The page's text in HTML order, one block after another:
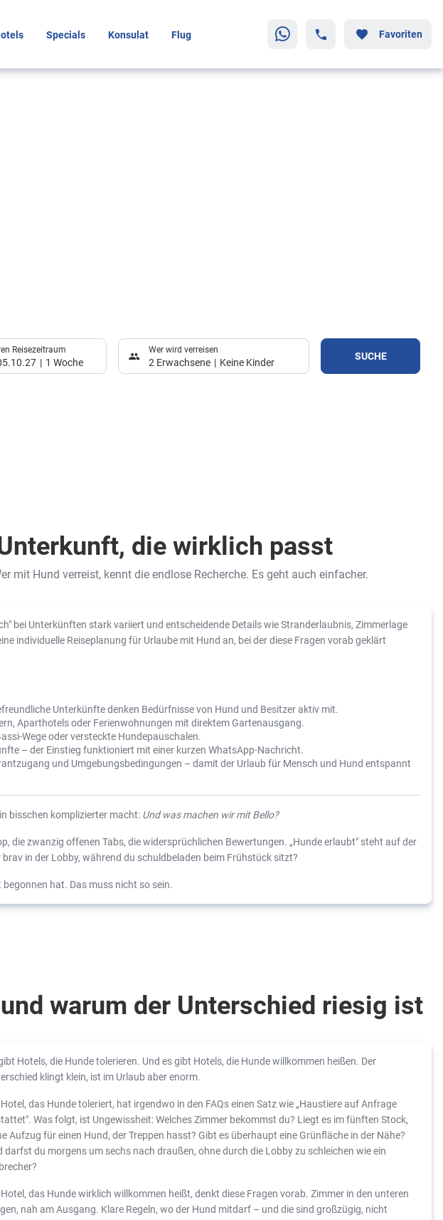
Specials Konsulat Flug Favoriten
Reisezeitraum
1 Woche
Wer wird verreisen
2 Erwachsene Keine Kinder SUCHE
die wirklich passt
mit Hund verreist, kennt die endlose Recherche. Es geht auch einfacher.
bei Unterkünften stark variiert und entscheidende Details wie Stranderlaubnis, Zimmerlage
individuelle Reiseplanung für Urlaube mit Hund an, bei der diese Fragen vorab geklärt
Unterkünfte denken Bedürfnisse von Hund und Besitzer aktiv mit.
Aparthotels oder Ferienwohnungen mit direktem Gartenausgang.
Wege oder versteckte Hundepauschalen.
– der Einstieg funktioniert mit einer kurzen WhatsApp-Nachricht.
und Umgebungsbedingungen – damit der Urlaub für Mensch und Hund entspannt
bisschen komplizierter macht: Und was machen wir mit Bello?
zwanzig offenen Tabs, die widersprüchlichen Bewertungen. „Hunde erlaubt" steht auf der
in der Lobby, während du schuldbeladen beim Frühstück sitzt?
hat. Das muss nicht so sein.
warum der Unterschied riesig ist
Hotels, die Hunde tolerieren. Und es gibt Hotels, die Hunde willkommen heißen. Der
klingt klein, ist im Urlaub aber enorm.
Hotel, das Hunde toleriert, hat irgendwo in den FAQs einen Satz wie „Haustiere auf Anfrage
Was folgt, ist Ungewissheit: Welches Zimmer bekommst du? Liegt es im fünften Stock,
Aufzug für einen Hund, der Treppen hasst? Gibt es überhaupt eine Grünfläche in der Nähe?
darfst du morgens um sechs nach draußen, ohne durch die Lobby zu schleichen wie ein
Hotel, das Hunde wirklich willkommen heißt, denkt diese Fragen vorab. Zimmer in den unteren
nah am Ausgang. Klare Regeln, wo der Hund mitdarf – und die sind großzügig, nicht